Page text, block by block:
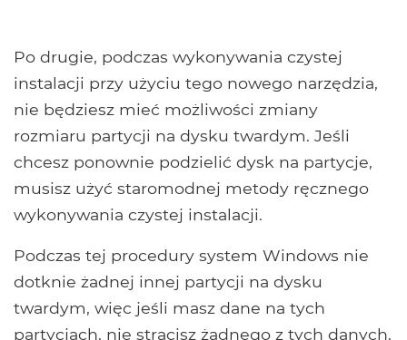
Po drugie, podczas wykonywania czystej
instalacji przy użyciu tego nowego narzędzia,
nie będziesz mieć możliwości zmiany
rozmiaru partycji na dysku twardym. Jeśli
chcesz ponownie podzielić dysk na partycje,
musisz użyć staromodnej metody ręcznego
wykonywania czystej instalacji.
Podczas tej procedury system Windows nie
dotknie żadnej innej partycji na dysku
twardym, więc jeśli masz dane na tych
partycjach, nie stracisz żadnego z tych danych,